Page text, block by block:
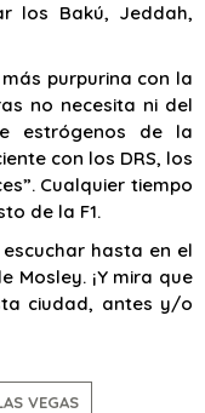
los Bakú, Jeddah,
purpurina con la
no necesita ni del
estrógenos de la
con los DRS, los
Cualquier tiempo
de la F1.
hasta en el
Mosley. ¡Y mira que
ciudad, antes y/o
VEGAS